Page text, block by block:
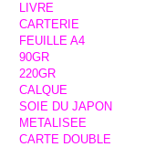
LIVRE
CARTERIE
FEUILLE A4
90GR
220GR
CALQUE
SOIE DU JAPON
METALISEE
CARTE DOUBLE